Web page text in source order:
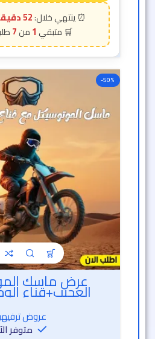
52 دقيقة و 23 ثانية
1
7
-50%
عرض ماسك
العجيب+قناع
عروض
متوفر